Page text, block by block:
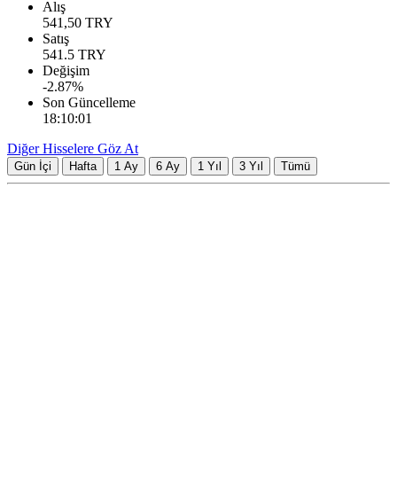
Alış
541,50 TRY
Satış
541.5 TRY
Değişim
-2.87%
Son Güncelleme
18:10:01
Diğer Hisselere Göz At
Gün İçi Hafta 1 Ay 6 Ay 1 Yıl 3 Yıl Tümü